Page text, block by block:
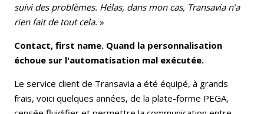
suivi des problèmes. Hélas, dans mon cas, Transavia n’a
rien fait de tout cela. »
Contact, first name. Quand la personnalisation
échoue sur l'automatisation mal exécutée.
Le service client de Transavia a été équipé, à grands
frais, voici quelques années, de la plate-forme PEGA,